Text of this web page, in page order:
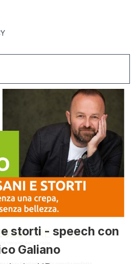
storti - speech con
Galiano